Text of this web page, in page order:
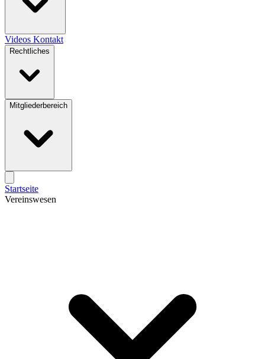
Videos Kontakt
Rechtliches
Mitgliederbereich
Startseite
Vereinswesen